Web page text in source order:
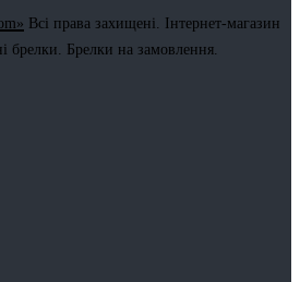
Всі права захищені. Інтернет-магазин
брелки. Брелки на замовлення.